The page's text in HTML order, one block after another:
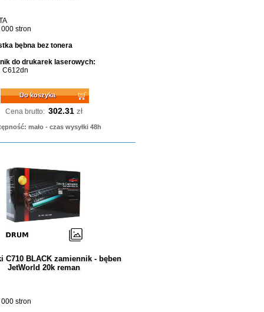
stron
bębna bez tonera
do drukarek laserowych:
C612dn
Do koszyka
Cena brutto: 302.31 zł
mało - czas wysyłki 48h
C710 BLACK zamiennik - bęben
JetWorld 20k reman
stron